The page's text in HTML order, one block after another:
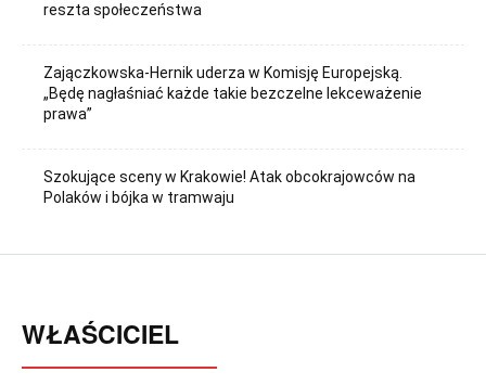
reszta społeczeństwa
Zajączkowska-Hernik uderza w Komisję Europejską.
„Będę nagłaśniać każde takie bezczelne lekceważenie
prawa”
Szokujące sceny w Krakowie! Atak obcokrajowców na
Polaków i bójka w tramwaju
WŁAŚCICIEL